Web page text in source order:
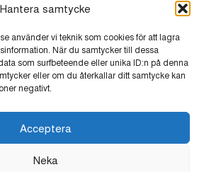
Hantera samtycke
använder vi teknik som cookies för att lagra
När du samtycker till dessa
som surfbeteende eller unika ID:n på denna
eller om du återkallar ditt samtycke kan
negativt.
Acceptera
Neka